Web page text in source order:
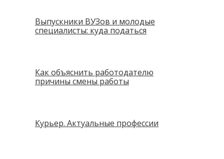
Выпускники ВУЗов и молодые
специалисты: куда податься
Как объяснить работодателю
причины смены работы
Курьер. Актуальные профессии